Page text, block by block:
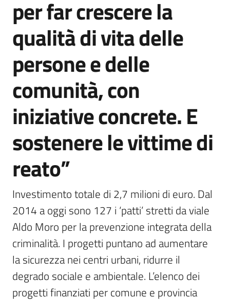
per far crescere la
qualità di vita delle
persone e delle
comunità, con
iniziative concrete. E
sostenere le vittime di
reato”
Investimento totale di 2,7 milioni di euro. Dal
2014 a oggi sono 127 i ‘patti’ stretti da viale
Aldo Moro per la prevenzione integrata della
criminalità. I progetti puntano ad aumentare
la sicurezza nei centri urbani, ridurre il
degrado sociale e ambientale. L’elenco dei
progetti finanziati per comune e provincia